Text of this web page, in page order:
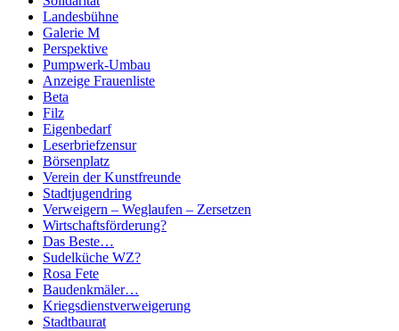
Landesbühne
Galerie M
Perspektive
Pumpwerk-Umbau
Anzeige Frauenliste
Beta
Filz
Eigenbedarf
Leserbriefzensur
Börsenplatz
Verein der Kunstfreunde
Stadtjugendring
Verweigern – Weglaufen – Zersetzen
Wirtschaftsförderung?
Das Beste…
Sudelküche WZ?
Rosa Fete
Baudenkmäler…
Kriegsdienstverweigerung
Stadtbaurat